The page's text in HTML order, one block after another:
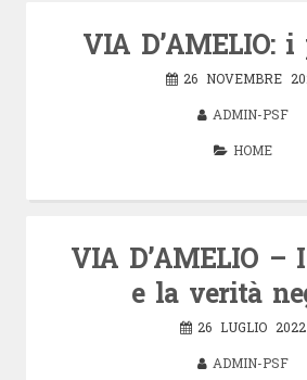
VIA D’AMELIO: i
26 NOVEMBRE
ADMIN-PSF
HOME
VIA D’AMELIO –
e la verità
26 LUGLIO 2022
ADMIN-PSF